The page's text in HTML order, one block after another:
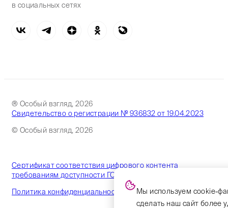
в социальных сетях
® Особый взгляд, 2026
Свидетельство о регистрации № 936832 от 19.04.2023
© Особый взгляд, 2026
Сертификат соответствия цифрового контента
требованиям доступности ГОСТ
Политика конфиденциальности
Мы используем cookie-
сделать наш сайт более